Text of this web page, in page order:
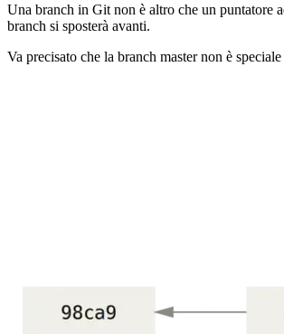
Una branch in Git non è altro che un puntatore
branch si sposterà avanti.
Va precisato che la branch master non è